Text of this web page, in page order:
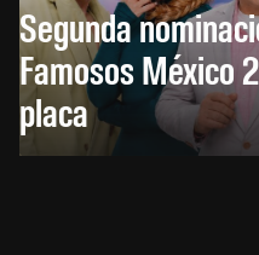
Segunda
Famosos México
placa